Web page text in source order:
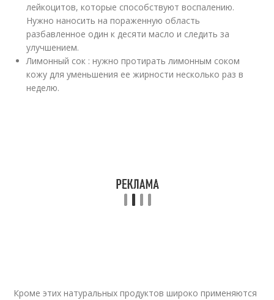
лейкоцитов, которые способствуют воспалению.
Нужно наносить на пораженную область
разбавленное один к десяти масло и следить за
улучшением.
Лимонный сок : нужно протирать лимонным соком
кожу для уменьшения ее жирности несколько раз в
неделю.
Кроме этих натуральных продуктов широко применяются